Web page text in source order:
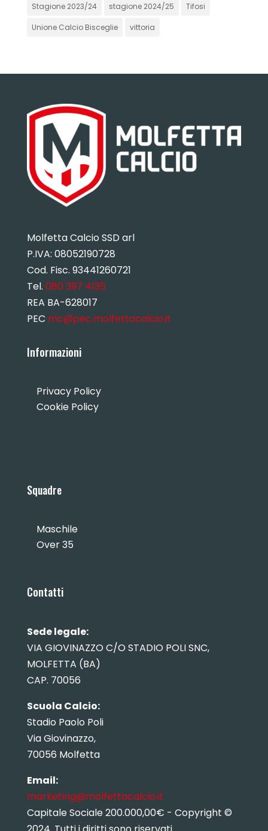
Stagione 2023/24 stagione 2024/25 Tifosi
Unione Calcio Bisceglie vittoria
Molfetta Calcio SSD arl
P.IVA: 08052190728
Cod. Fisc. 93441260721
Tel. 080 397 4135
REA BA-628017
PEC mc@pec.molfettacalcio.it
Informazioni
Privacy Policy
Cookie Policy
Squadre
Maschile
Over 35
Contatti
Sede legale:
VIA GIOVINAZZO C/O STADIO POLI SNC,
MOLFETTA (BA)
CAP. 70056
Scuola Calcio:
Stadio Paolo Poli
Via Giovinazzo,
70056 Molfetta
Email:
marketing@molfettacalcio.it
Capitale Sociale 200.000,00€ - Copyright ©